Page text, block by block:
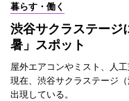
暮らす・働く
渋谷サクラステージ
暑」スポット
屋外エアコンやミスト、人
現在、渋谷サクラステージ
出現している。